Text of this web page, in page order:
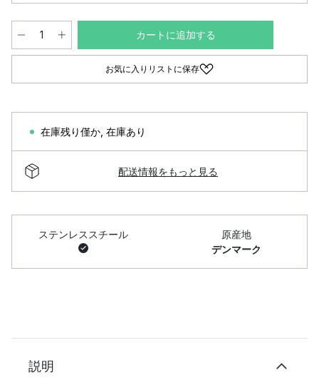
カートに追加する
お気に入りリストに保存
在庫残り僅か 在庫あり
配送情報をもっと見る
ステンレススチール
原産地
デンマーク
説明